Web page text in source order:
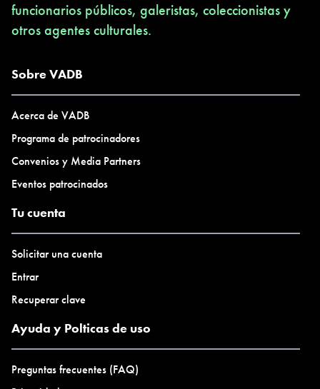
Governo do Estado de São Paulo.
funcionarios públicos, galeristas, coleccionistas y
otros agentes culturales.
Sobre VADB
Acerca de VADB
Programa de patrocinadores
Convenios y Media Partners
Eventos patrocinados
Tu cuenta
Solicitar una cuenta
Entrar
Recuperar clave
Ayuda y Polticas de uso
Preguntas frecuentes (FAQ)